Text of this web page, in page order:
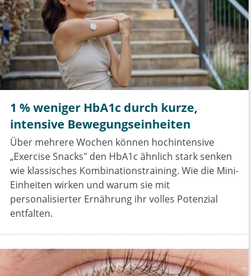
1 % weniger HbA1c durch kurze,
intensive Bewegungseinheiten
Über mehrere Wochen können hochintensive
„Exercise Snacks" den HbA1c ähnlich stark senken
wie klassisches Kombinationstraining. Wie die Mini-
Einheiten wirken und warum sie mit
personalisierter Ernährung ihr volles Potenzial
entfalten.